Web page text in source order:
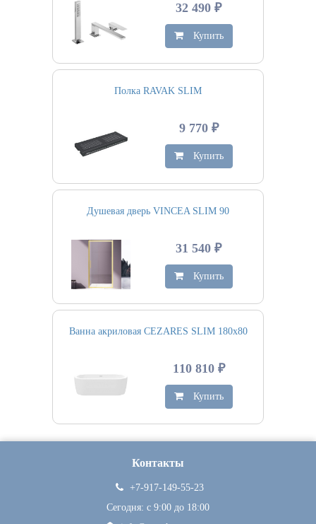
32 490 ₽
Купить
Полка RAVAK SLIM
9 770 ₽
Купить
Душевая дверь VINCEA SLIM 90
31 540 ₽
Купить
Ванна акриловая CEZARES SLIM 180х80
110 810 ₽
Купить
Контакты
+7-917-149-55-23
Сегодня: c 9:00 до 18:00